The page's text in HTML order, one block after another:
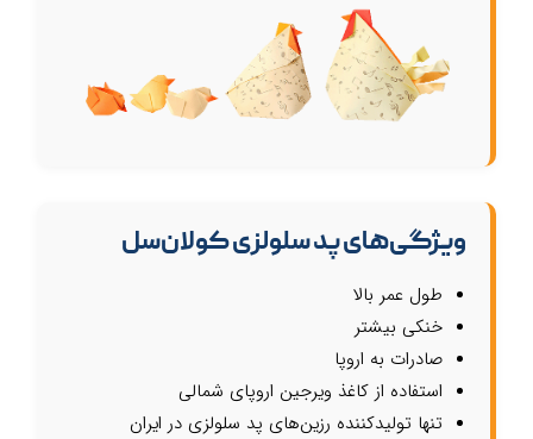
ویژگی‌های پد سلولزی کولان‌سل
طول عمر بالا
خنکی بیشتر
صادرات به اروپا
استفاده از کاغذ ویرجین اروپای شمالی
تنها تولیدکننده رزین‌های پد سلولزی در ایران